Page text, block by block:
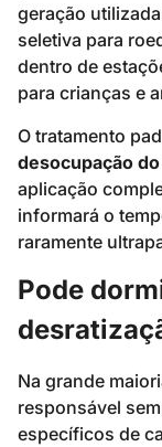
geração
seletiva para
dentro de
para crianças e
O tratamento
desocupação
aplicação
informará o
raramente
Pode
Na grande
responsável
específicos de